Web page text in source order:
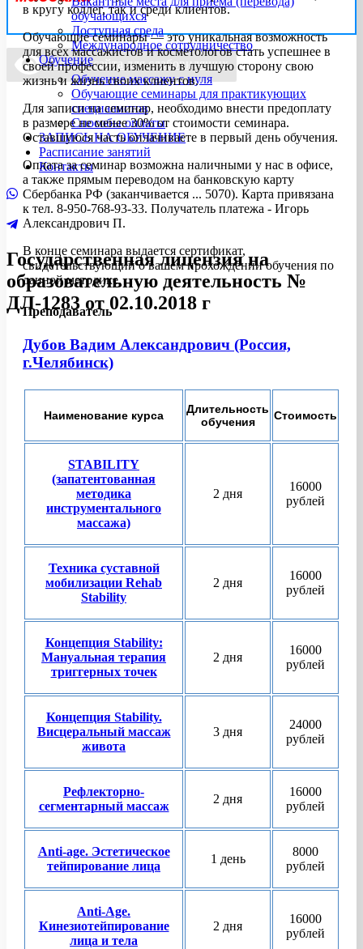
Версия сайта для слабовидящих
обучающихся
Доступная среда
Международное сотрудничество
Обучение
Обучение массажу с нуля
Обучающие семинары для практикующих
специалистов
Способы оплаты
ЗАПИСЬ НА ОБУЧЕНИЕ
Расписание занятий
Контакты
Государственная лицензия на
образовательную деятельность №
ДЛ-1283 от 02.10.2018 г
в кругу коллег, так и среди клиентов.
Обучающие семинары — это уникальная возможность
для всех массажистов и косметологов стать успешнее в
своей профессии, изменить в лучшую сторону свою
жизнь и жизнь своих клиентов.
Для записи на семинар, необходимо внести предоплату
в размере не менее 30% от стоимости семинара.
Оставшуюся часть оплачиваете в первый день обучения.
Оплата за семинар возможна наличными у нас в офисе,
а также прямым переводом на банковскую карту
Сбербанка РФ (заканчивается ... 5070). Карта привязана
к тел. 8-950-768-93-33. Получатель платежа - Игорь
Александрович П.
В конце семинара выдается сертификат,
свидетельствующий о вашем прохождении обучения по
данной методике.
Преподаватель
Дубов Вадим Александрович (Россия,
г.Челябинск)
Наименование курса
Длительность
обучения
Стоимость
STABILITY
(запатентованная
методика
инструментального
массажа)
2 дня
16000
рублей
Техника суставной
мобилизации Rehab
Stability
2 дня
16000
рублей
Концепция Stability:
Мануальная терапия
триггерных точек
2 дня
16000
рублей
Концепция Stability.
Висцеральный массаж
живота
3 дня
24000
рублей
Рефлекторно-
сегментарный массаж
2 дня
16000
рублей
Anti-age. Эстетическое
тейпирование лица
1 день
8000
рублей
Anti-Age.
Кинезиотейпирование
лица и тела
2 дня
16000
рублей